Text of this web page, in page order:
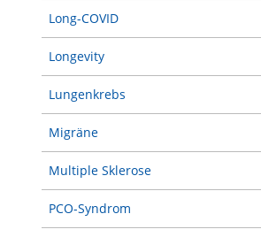
Long-COVID
Longevity
Lungenkrebs
Migräne
Multiple Sklerose
PCO-Syndrom